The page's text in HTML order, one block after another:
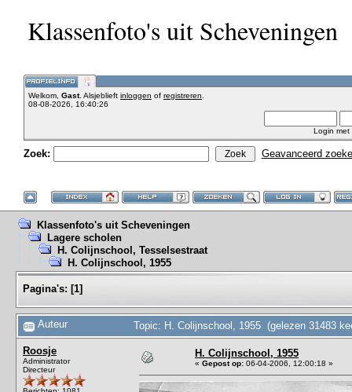
Klassenfoto's uit Scheveningen
Welkom, Gast. Alsjeblieft inloggen of registreren
08-08-2026, 16:40:26
Login met
Zoek: Geavanceerd
Klassenfoto's uit Scheveningen
Lagere scholen
H. Colijnschool, Tesselsestraat
H. Colijnschool, 1955
Pagina's: [1]
Auteur Topic: H. Colijnschool, 1955 (gelezen 31483
Roosje
Administrator
Directeur
H. Colijnschool, 1955
« Gepost op: 06-04-2006, 12:00:18 »